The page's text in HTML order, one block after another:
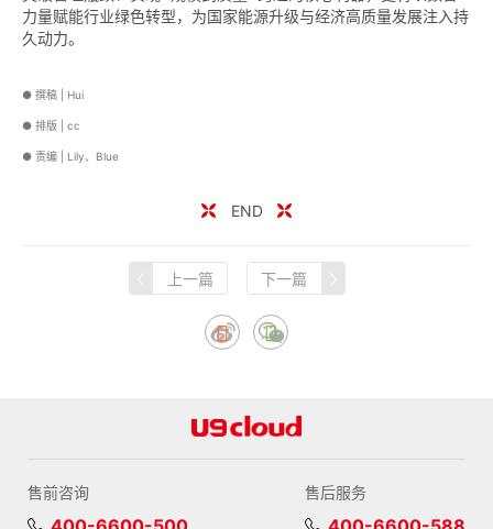
力量赋能行业绿色转型，为国家能源升级与经济高质量发展注入持
久动力。
● 撰稿 | Hui
● 排版 | cc
● 责编 | Lily、Blue
END
上一篇 下一篇
售前咨询 售后服务